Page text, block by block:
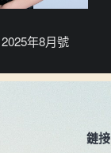
年8月號
鏈接